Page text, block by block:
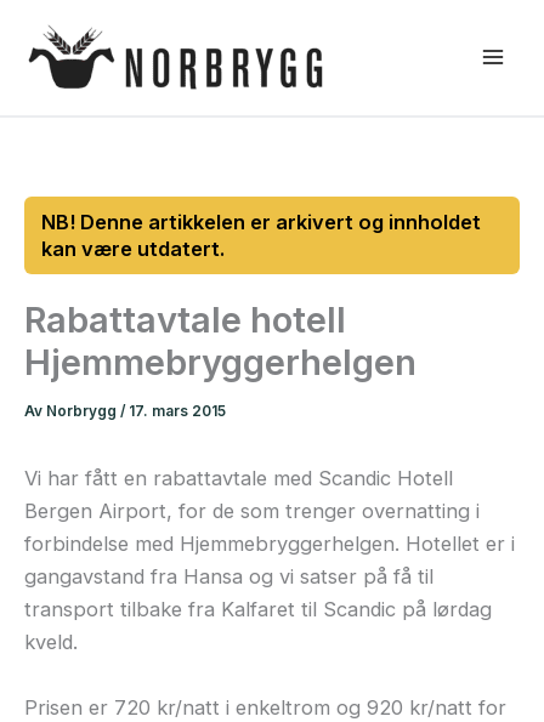
rett
Rabattavtale hotell
Hjemmebryggerhelgen
Av Norbrygg / 17. mars 2015
Vi har fått en rabattavtale med Scandic Hotell
Bergen Airport, for de som trenger overnatting i
forbindelse med Hjemmebryggerhelgen. Hotellet er i
gangavstand fra Hansa og vi satser på få til
transport tilbake fra Kalfaret til Scandic på lørdag
kveld.
Prisen er 720 kr/natt i enkeltrom og 920 kr/natt for